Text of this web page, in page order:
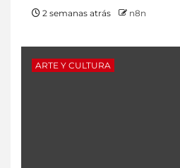
2 semanas atrás n8n
ARTE Y CULTURA